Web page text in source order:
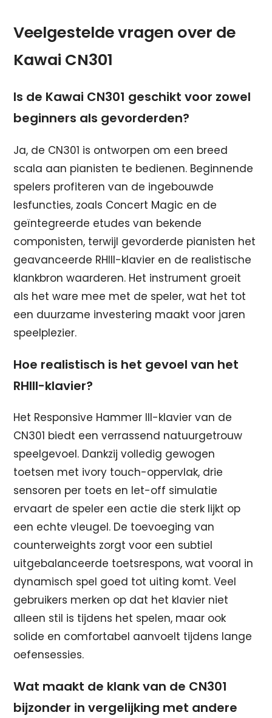
Veelgestelde vragen over de
Kawai CN301
Is de Kawai CN301 geschikt voor zowel
beginners als gevorderden?
Ja, de CN301 is ontworpen om een breed
scala aan pianisten te bedienen. Beginnende
spelers profiteren van de ingebouwde
lesfuncties, zoals Concert Magic en de
geïntegreerde etudes van bekende
componisten, terwijl gevorderde pianisten het
geavanceerde RHIII-klavier en de realistische
klankbron waarderen. Het instrument groeit
als het ware mee met de speler, wat het tot
een duurzame investering maakt voor jaren
speelplezier.
Hoe realistisch is het gevoel van het
RHIII-klavier?
Het Responsive Hammer III-klavier van de
CN301 biedt een verrassend natuurgetrouw
speelgevoel. Dankzij volledig gewogen
toetsen met ivory touch-oppervlak, drie
sensoren per toets en let-off simulatie
ervaart de speler een actie die sterk lijkt op
een echte vleugel. De toevoeging van
counterweights zorgt voor een subtiel
uitgebalanceerde toetsrespons, wat vooral in
dynamisch spel goed tot uiting komt. Veel
gebruikers merken op dat het klavier niet
alleen stil is tijdens het spelen, maar ook
solide en comfortabel aanvoelt tijdens lange
oefensessies.
Wat maakt de klank van de CN301
bijzonder in vergelijking met andere